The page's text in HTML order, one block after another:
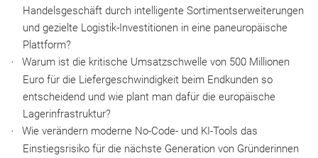
Handelsgeschäft durch intelligente Sortimentserweiterungen
und gezielte Logistik-Investitionen in eine paneuropäische
Plattform?
Warum ist die kritische Umsatzschwelle von 500 Millionen
Euro für die Liefergeschwindigkeit beim Endkunden so
entscheidend und wie plant man dafür die europäische
Lagerinfrastruktur?
Wie verändern moderne No-Code- und KI-Tools das
Einstiegsrisiko für die nächste Generation von Gründerinnen